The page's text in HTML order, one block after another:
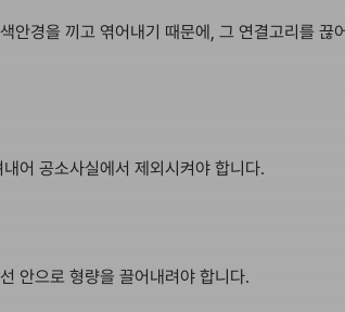
안경을 끼고 엮어내기 때문에, 그 연결고리를 끊
어 공소사실에서 제외시켜야 합니다.
안으로 형량을 끌어내려야 합니다.